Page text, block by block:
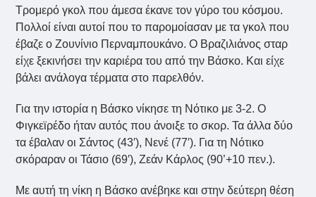
Τρομερό γκολ που άμεσα έκανε τον γύρο του κόσμου.
Πολλοί είναι αυτοί που το παρομοίασαν με τα γκολ που
έβαζε ο Ζουνίνιο Περναμπουκάνο. Ο Βραζιλιάνος σταρ
είχε ξεκινήσει την καριέρα του από την Βάσκο. Και είχε
βάλει ανάλογα τέρματα στο παρελθόν.
Για την ιστορία η Βάσκο νίκησε τη Νότικο με 3-2. Ο
Φιγκεϊρέδο ήταν αυτός που άνοιξε το σκορ. Τα άλλα δύο
τα έβαλαν οι Σάντος (43′), Νενέ (77′). Για τη Νότικο
σκόραραν οι Τάσιο (69′), Ζεάν Κάρλος (90’+10 πεν.).
Με αυτή τη νίκη η Βάσκο ανέβηκε και στην δεύτερη θέση